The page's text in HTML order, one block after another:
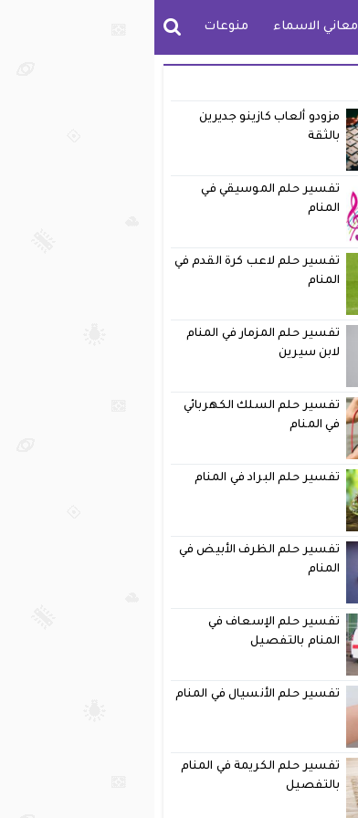
معاني الاسماء منوعات
مزودو ألعاب كازينو جديرين
بالثقة
تفسير حلم الموسيقي في
المنام
تفسير حلم لاعب كرة القدم في
المنام
تفسير حلم المزمار في المنام
لابن سيرين
تفسير حلم السلك الكهربائي
في المنام
تفسير حلم البراد في المنام
تفسير حلم الظرف الأبيض في
المنام
تفسير حلم الإسعاف في
المنام بالتفصيل
تفسير حلم الأنسيال في المنام
تفسير حلم الكريمة في المنام
بالتفصيل